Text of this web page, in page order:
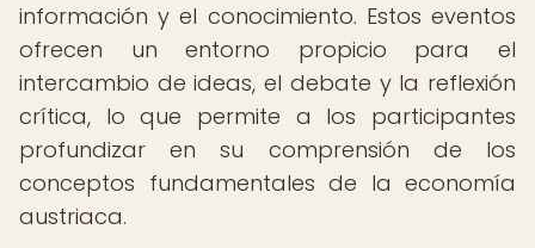
información y el conocimiento. Estos eventos
ofrecen un entorno propicio para el
intercambio de ideas, el debate y la reflexión
crítica, lo que permite a los participantes
profundizar en su comprensión de los
conceptos fundamentales de la economía
austriaca.